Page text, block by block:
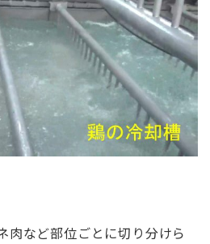
肉など部位ごとに切り分けら